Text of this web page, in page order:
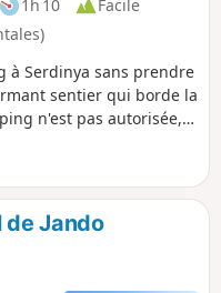
1h 10
Facile
à Serdinya sans prendre
sentier qui borde la
n'est pas autorisée,
de Jando